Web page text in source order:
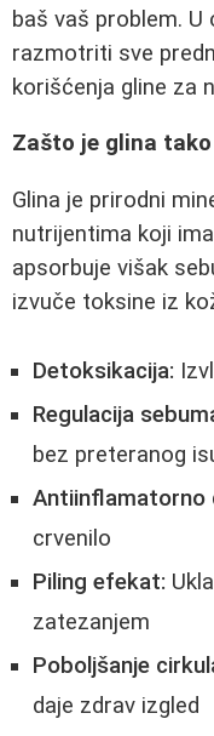
baš vaš problem.
razmotriti sve
korišćenja gline za
Zašto je glina
Glina je prirodni
nutrijentima koji
apsorbuje višak
izvuče toksine iz
Detoksikacija:
Regulacija
bez preteranog
Antiinflamatorno
crvenilo
Piling efekat:
zatezanjem
Poboljšanje
daje zdrav izgled